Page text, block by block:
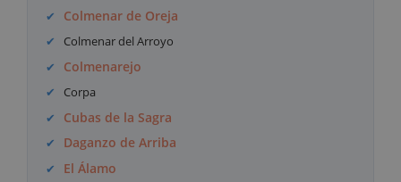
Colmenar de Oreja
Colmenar del Arroyo
Colmenarejo
Corpa
Cubas de la Sagra
Daganzo de Arriba
El Álamo